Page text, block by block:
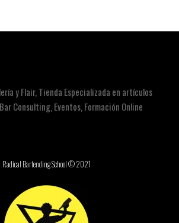
y Flair, Tienda Especializada en artículos
Consulting, Eventos, Formación Online
Radical Bartending School © 2021